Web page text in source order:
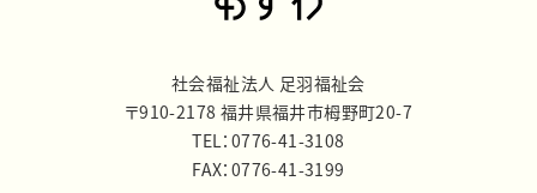
社会福祉法人 足羽福祉会
〒910-2178 福井県福井市栂野町20-7
TEL：0776-41-3108
FAX：0776-41-3199